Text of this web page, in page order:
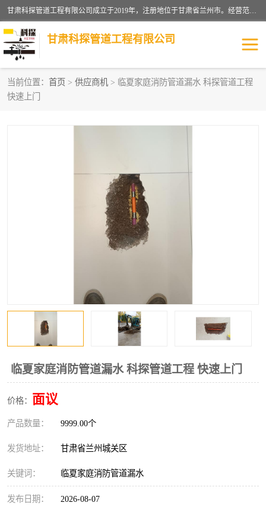
甘肃科探管道工程有限公司成立于2019年，注册地位于甘肃省兰州市。经营范围包括管道安装、清洗、疏通、维修、检测，防水工程，工程钻孔，化粪池清理，暖气安装，给排水管道安装维修，室内外管道如消防、供水、供热管道漏水检测定位，室内外防水堵漏等。
甘肃科探管道工程有限公司
当前位置： 首页 > 供应商机 > 临夏家庭消防管道漏水 科探管道工程
快速上门
临夏家庭消防管道漏水 科探管道工程 快速上门
价格： 面议
产品数量： 9999.00个
发货地址： 甘肃省兰州城关区
关键词： 临夏家庭消防管道漏水
发布日期： 2026-08-07
管道安装维修